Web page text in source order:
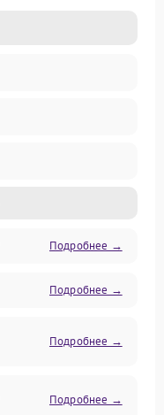
Подробнее →
Подробнее →
Подробнее →
Подробнее →